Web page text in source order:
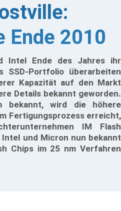
Ende 2010
Intel Ende des Jahres ihr
Portfolio überarbeiten
Kapazität auf den Markt
Details bekannt geworden.
bekannt, wird die höhere
Fertigungsprozess erreicht,
IM Flash
und Micron nun bekannt
Chips im 25 nm Verfahren